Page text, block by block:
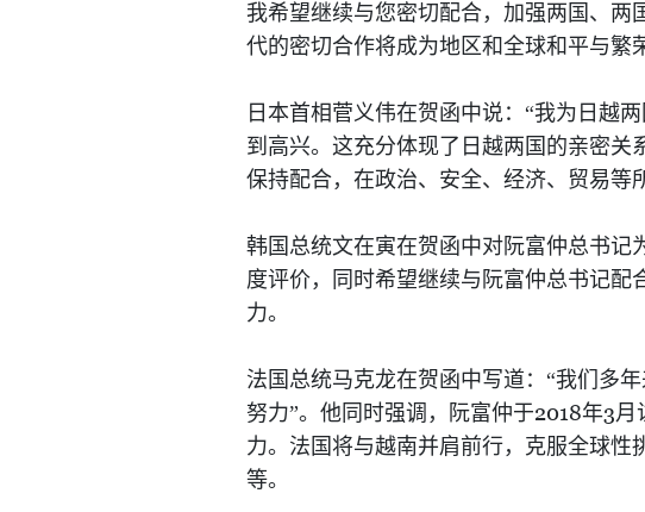
我希望继续与您密切配合，加强两国、
代的密切合作将成为地区和全球和平与繁
日本首相菅义伟在贺函中说：“我为日越
到高兴。这充分体现了日越两国的亲密
保持配合，在政治、安全、经济、贸易等
韩国总统文在寅在贺函中对阮富仲总书记
度评价，同时希望继续与阮富仲总书记
力。
法国总统马克龙在贺函中写道：“我们多
努力”。他同时强调，阮富仲于2018年3月
力。法国将与越南并肩前行，克服全球
等。